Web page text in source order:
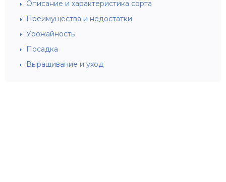
Описание и характеристика сорта
Преимущества и недостатки
Урожайность
Посадка
Выращивание и уход